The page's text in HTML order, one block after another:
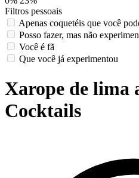
Filtros pessoais
Apenas coquetéis que você
Posso fazer, mas não
Você é fã
Que você já experimentou
Xarope de lima
Cocktails